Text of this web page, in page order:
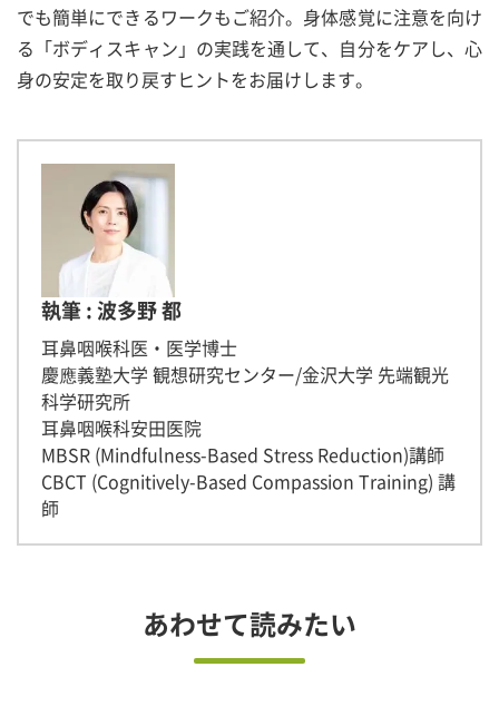
でも簡単にできるワークもご紹介。身体感覚に注意を向け
る「ボディスキャン」の実践を通して、自分をケアし、心
身の安定を取り戻すヒントをお届けします。
執筆 : 波多野 都
耳鼻咽喉科医・医学博士
慶應義塾大学 観想研究センター/金沢大学 先端観光
科学研究所
耳鼻咽喉科安田医院
MBSR (Mindfulness-Based Stress Reduction)講師
CBCT (Cognitively-Based Compassion Training) 講
師
あわせて読みたい